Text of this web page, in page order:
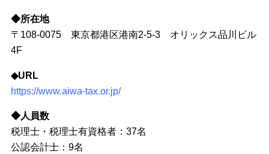
◆所在地
〒108-0075 東京都港区港南2-5-3 オリックス品川ビル
4F
◆URL
https://www.aiwa-tax.or.jp/
◆人員数
税理士・税理士有資格者：37名
公認会計士：9名